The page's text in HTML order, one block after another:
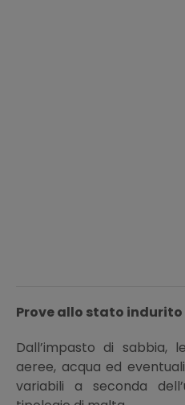
Prove allo stato indurito
Dall’impasto di sabbia,
aeree, acqua ed
variabili a seconda